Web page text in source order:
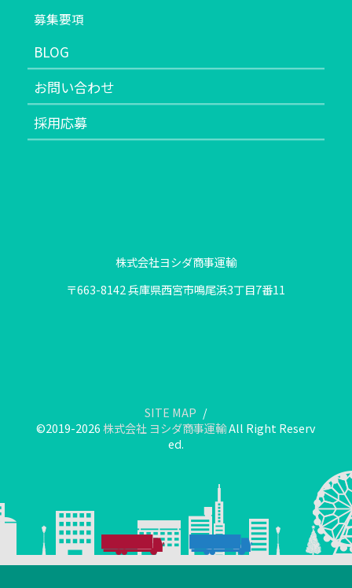
募集要項
BLOG
お問い合わせ
採用応募
株式会社ヨシダ商事運輸
〒663-8142 兵庫県西宮市鳴尾浜3丁目7番11
SITE MAP
©2019-2026株式会社 ヨシダ商事運輸All Right Reserv
ed.